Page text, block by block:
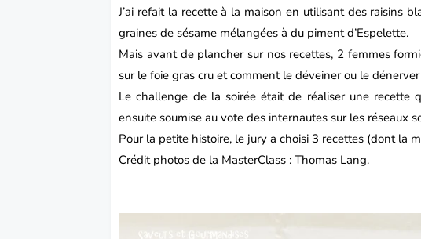
J’ai refait la recette à la maison en utilisant des raisins
graines de sésame mélangées à du piment d’Espelette.
Mais avant de plancher sur nos recettes, 2 femmes
sur le foie gras cru et comment le déveiner ou le
Le challenge de la soirée était de réaliser une
ensuite soumise au vote des internautes sur les réseaux
Pour la petite histoire, le jury a choisi 3 recettes (dont la
Crédit photos de la MasterClass : Thomas Lang.